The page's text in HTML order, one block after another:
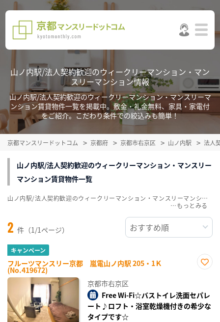
山ノ内駅/法人契約歓迎のウィークリーマンション・マン
スリーマンション情報
山ノ内駅/法人契約歓迎のウィークリーマンション・マンスリーマ
ンション賃貸物件一覧を掲載中。敷金・礼金無料、家具・家電付
をご紹介。こだわり条件での絞込みも簡単！
京都マンスリードットコム 京都府 京都市右京区 山ノ内駅 法人
山ノ内駅/法人契約歓迎のウィークリーマンション・マンスリー
マンション賃貸物件一覧
2 件（1/1ページ）
キャンペーン
フルーツマンスリー京都 嵐電山ノ内駅 205・1Ｋ
(No.419672)
録
京都市右京区
Free Wi-Fi☆バストイレ洗面セパレ
ート♪ロフト・浴室乾燥機付きの希少な
タイプです☆
山ノ内駅/法人契約歓迎のウィークリーマンション・マンスリーマンション賃貸物件一覧を掲載中。敷金・礼金無料、家具・家電付をご紹介。こだわり条件での絞込みも簡単！
…